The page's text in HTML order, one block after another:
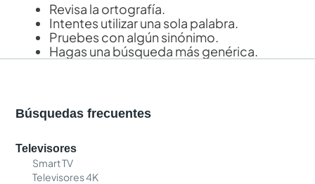
Revisa la ortografía.
Intentes utilizar una sola palabra.
Pruebes con algún sinónimo.
Hagas una búsqueda más genérica.
Búsquedas frecuentes
Televisores
Smart TV
Televisores 4K